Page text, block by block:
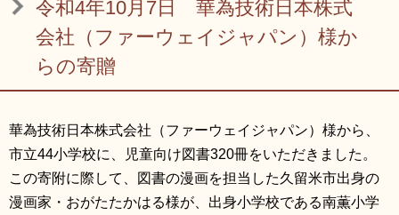
令和4年10月7日 華為技術日本株式
会社（ファーウェイジャパン）様か
らの寄贈
華為技術日本株式会社（ファーウェイジャパン）様から、
市立44小学校に、児童向け図書320冊をいただきました。
この寄附に際して、図書の漫画を担当した久留米市出身の
漫画家・おがたたかはる様が、出身小学校である南薫小学